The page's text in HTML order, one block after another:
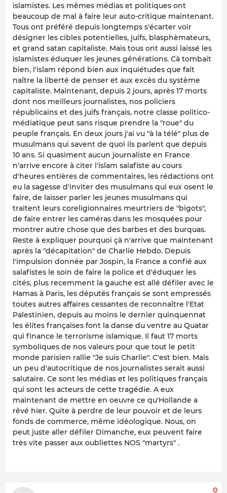
islamistes. Les mêmes médias et politiques ont
beaucoup de mal à faire leur auto-critique maintenant.
Tous ont préféré depuis longtemps s'écarter voir
désigner les cibles potentielles, juifs, blasphèmateurs,
et grand satan capitaliste. Mais tous ont aussi laissé les
islamistes éduquer les jeunes générations. Cà tombait
bien, l'islam répond bien aux inquiétudes que fait
naître la liberté de penser et aux excès du système
capitaliste. Maintenant, depuis 2 jours, après 17 morts
dont nos meilleurs journalistes, nos policiers
républicains et des juifs français, notre classe politico-
médiatique peut sans risque prendre la "roue" du
peuple français. En deux jours j'ai vu "à la télé" plus de
musulmans qui savent de quoi ils parlent que depuis
10 ans. Si quasiment aucun journaliste en France
n'arrive encore à citer l'islam salafiste au cours
d'heures entières de commentaires, les rédactions ont
eu la sagesse d'inviter des musulmans qui eux osent le
faire, de laisser parler les jeunes musulmans qui
traitent leurs coreligionnaires meurtriers de "bigots",
de faire entrer les caméras dans les mosquées pour
montrer autre chose que des barbes et des burquas.
Reste à expliquer pourquoi çà n'arrive que maintenant
après la "décapitation" de Charlie Hebdo. Depuis
l'impulsion donnée par Jospin, la France a confié aux
salafistes le soin de faire la police et d'éduquer les
cités, plus recemment la gauche est allé défiler avec le
Hamas à Paris, les députés français se sont empressés
toutes autres affaires cessantes de reconnaître l'Etat
Palestinien, depuis au moins le dernier quinquennat
les élites françaises font la danse du ventre au Quatar
qui finance le terrorisme islamique. Il faut 17 morts
symboliques de nos valeurs pour que tout le petit
monde parisien rallie "Je suis Charlie". C'est bien. Mais
un peu d'autocritique de nos journalistes serait aussi
salutaire. Ce sont les médias et les politiques français
qui sont les acteurs de cette tragédie. A eux
maintenant de mettre en oeuvre ce qu'Hollande a
rêvé hier. Quite à perdre de leur pouvoir et de leurs
fonds de commerce, même idéologique. Nous, on
peut juste aller défiler Dimanche, eux peuvent faire
très vite passer aux oubliettes NOS "martyrs" .
0